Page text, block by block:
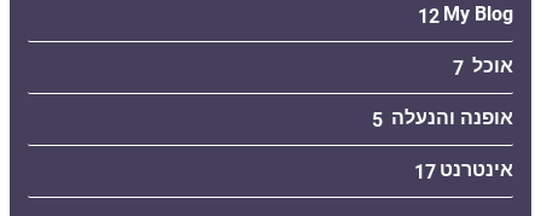
My Blog
12
אוכל 7
אופנה והנעלה 5
אינטרנט 17